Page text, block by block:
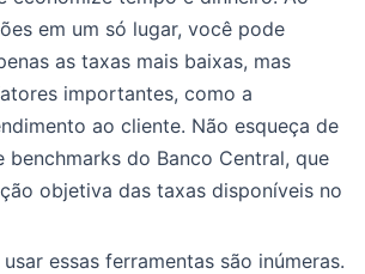
em um só lugar, você pode
as taxas mais baixas, mas
importantes, como a
ao cliente. Não esqueça de
benchmarks do Banco Central, que
objetiva das taxas disponíveis no
essas ferramentas são inúmeras.